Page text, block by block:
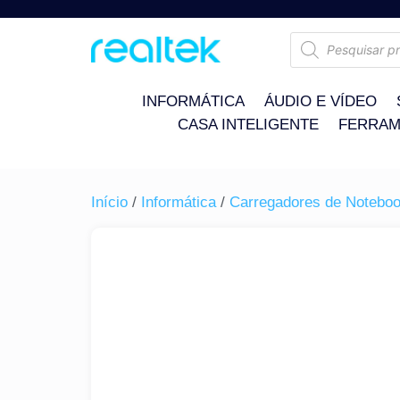
INFORMÁTICA ÁUDIO E VÍDEO
CASA INTELIGENTE
Início / Informática/ Carregadores de